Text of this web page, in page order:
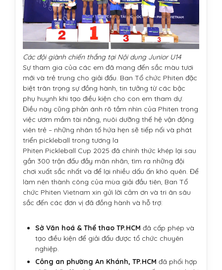
Các đội giành chiến thắng tại Nội dung Junior U14
Sự tham gia của các em đã mang đến sắc màu tươi
mới và trẻ trung cho giải đấu. Ban Tổ chức Phiten đặc
biệt trân trọng sự đồng hành, tin tưởng từ các bậc
phụ huynh khi tạo điều kiện cho con em tham dự.
Điều này cũng phản ánh rõ tầm nhìn của Phiten trong
việc ươm mầm tài năng, nuôi dưỡng thế hệ vận động
viên trẻ – những nhân tố hứa hẹn sẽ tiếp nối và phát
triển pickleball trong tương la
Phiten Pickleball Cup 2025 đã chính thức khép lại sau
gần 300 trận đấu đầy mãn nhãn, tìm ra những đội
chơi xuất sắc nhất và để lại nhiều dấu ấn khó quên. Để
làm nên thành công của mùa giải đầu tiên, Ban Tổ
chức Phiten Vietnam xin gửi lời cảm ơn và tri ân sâu
sắc đến các đơn vị đã đồng hành và hỗ trợ:
Sở Văn hoá & Thể thao TP.HCM đã cấp phép và
tạo điều kiện để giải đấu được tổ chức chuyên
nghiệp.
Công an phường An Khánh, TP.HCM đã phối hợp